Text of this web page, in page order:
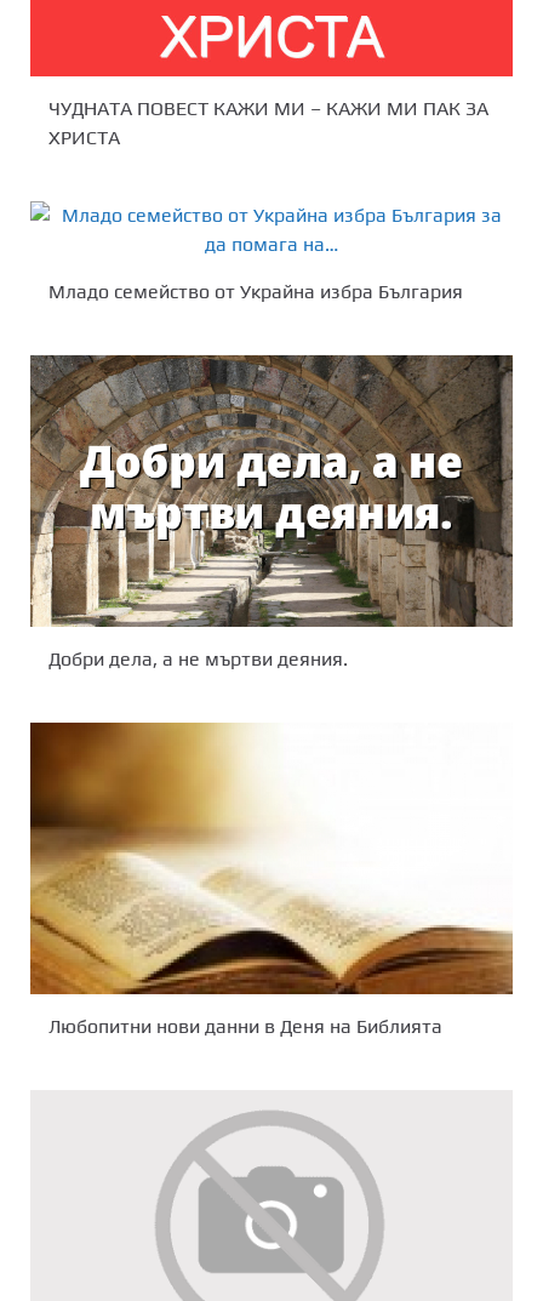
ЧУДНАТА ПОВЕСТ КАЖИ МИ – КАЖИ МИ ПАК ЗА
ХРИСТА
Младо семейство от Украйна избра България
Добри дела, а не мъртви деяния.
Любопитни нови данни в Деня на Библията